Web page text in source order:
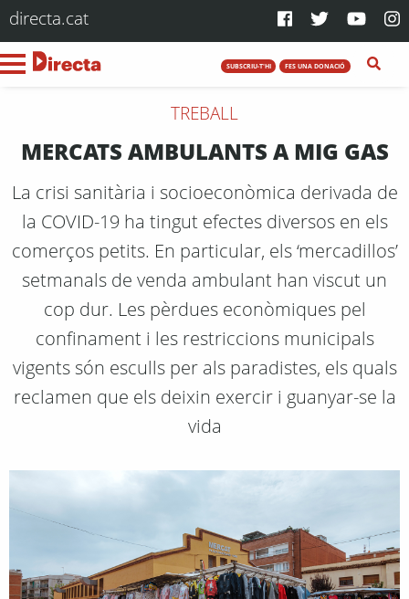
directa.cat
SUBSCRIU-T'HI FES UNA DONACIÓ
TREBALL
MERCATS AMBULANTS A MIG GAS
La crisi sanitària i socioeconòmica derivada de
la COVID-19 ha tingut efectes diversos en els
comerços petits. En particular, els ‘mercadillos’
setmanals de venda ambulant han viscut un
cop dur. Les pèrdues econòmiques pel
confinament i les restriccions municipals
vigents són esculls per als paradistes, els quals
reclamen que els deixin exercir i guanyar-se la
vida